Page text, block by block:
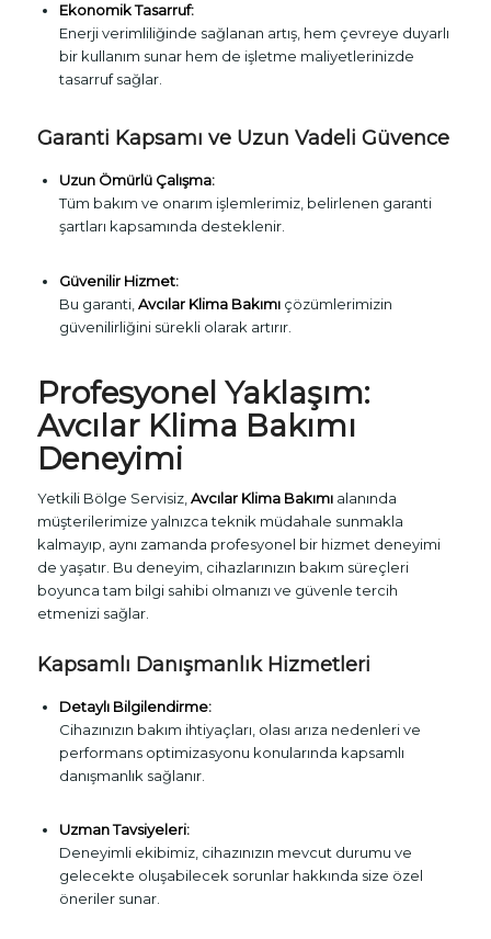
Ekonomik Tasarruf:
Enerji verimliliğinde sağlanan artış, hem çevreye duyarlı
bir kullanım sunar hem de işletme maliyetlerinizde
tasarruf sağlar.
Garanti Kapsamı ve Uzun Vadeli Güvence
Uzun Ömürlü Çalışma:
Tüm bakım ve onarım işlemlerimiz, belirlenen garanti
şartları kapsamında desteklenir.
Güvenilir Hizmet:
Bu garanti, Avcılar Klima Bakımıçözümlerimizin
güvenilirliğini sürekli olarak artırır.
Profesyonel Yaklaşım:
Avcılar Klima Bakımı
Deneyimi
Yetkili Bölge Servisiz, Avcılar Klima Bakımıalanında
müşterilerimize yalnızca teknik müdahale sunmakla
kalmayıp, aynı zamanda profesyonel bir hizmet deneyimi
de yaşatır. Bu deneyim, cihazlarınızın bakım süreçleri
boyunca tam bilgi sahibi olmanızı ve güvenle tercih
etmenizi sağlar.
Kapsamlı Danışmanlık Hizmetleri
Detaylı Bilgilendirme:
Cihazınızın bakım ihtiyaçları, olası arıza nedenleri ve
performans optimizasyonu konularında kapsamlı
danışmanlık sağlanır.
Uzman Tavsiyeleri:
Deneyimli ekibimiz, cihazınızın mevcut durumu ve
gelecekte oluşabilecek sorunlar hakkında size özel
öneriler sunar.